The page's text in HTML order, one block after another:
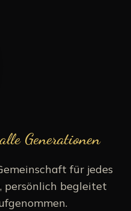
Generationen
für jedes
begleitet